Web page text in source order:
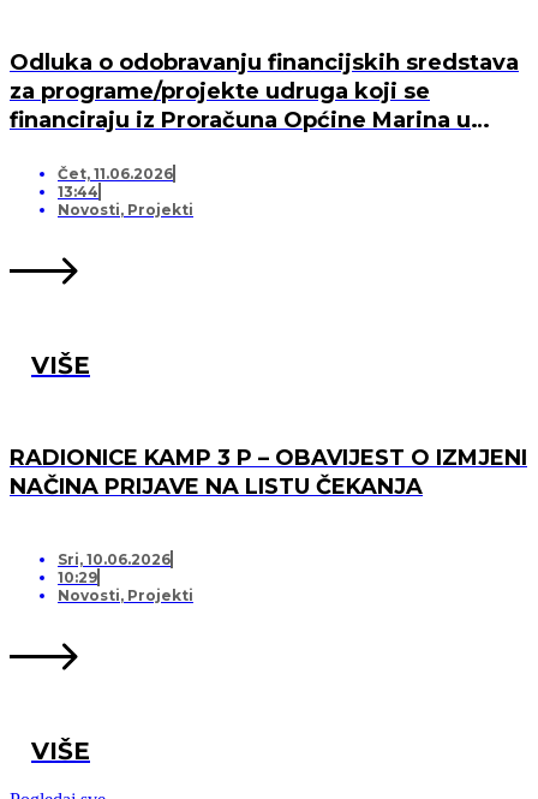
Odluka o odobravanju financijskih sredstava
za programe/projekte udruga koji se
financiraju iz Proračuna Općine Marina u
Čet, 11.06.2026
13:44
Novosti, Projekti
VIŠE
RADIONICE KAMP 3 P – OBAVIJEST O IZMJENI
NAČINA PRIJAVE NA LISTU ČEKANJA
Sri, 10.06.2026
10:29
Novosti, Projekti
VIŠE